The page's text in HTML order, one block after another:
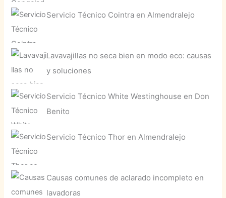
Servicio Técnico Cointra en Almendralejo
Lavavajillas no seca bien en modo eco: causas
y soluciones
Servicio Técnico White Westinghouse en Don
Benito
Servicio Técnico Thor en Almendralejo
Causas comunes de aclarado incompleto en
lavadoras